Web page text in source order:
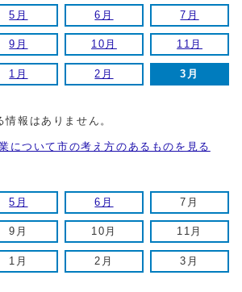
5月 6月 7月
9月 10月 11月
1月 2月 3月
報はありません。
について市の考え方のあるものを見る
5月 6月 7月
9月 10月 11月
1月 2月 3月